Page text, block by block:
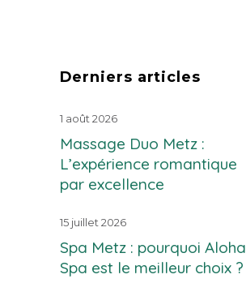
Derniers articles
Massage Duo Metz :
L’expérience romantique
par excellence
1 août 2026
Spa Metz : pourquoi Aloha
Spa est le meilleur choix ?
15 juillet 2026